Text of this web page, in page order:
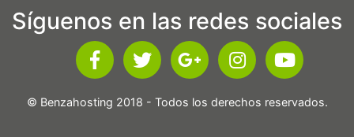
Síguenos en las redes sociales
© Benzahosting 2018 - Todos los derechos reservados.